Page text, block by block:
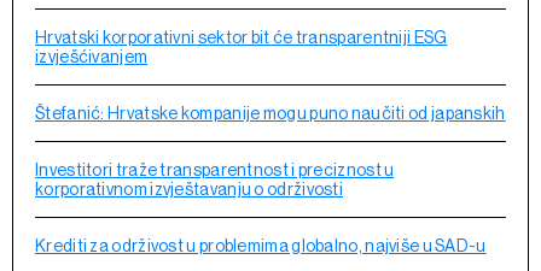
Hrvatski korporativni sektor bit će transparentniji ESG
izvješćivanjem
Štefanić: Hrvatske kompanije mogu puno naučiti od japanskih
Investitori traže transparentnost i preciznost u
korporativnom izvještavanju o održivosti
Krediti za održivost u problemima globalno, najviše u SAD-u